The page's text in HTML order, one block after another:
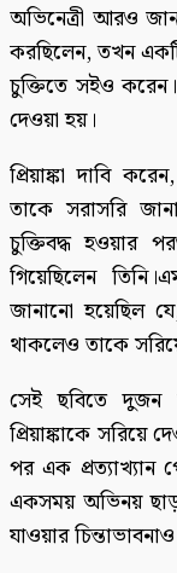
অভিনেত্রী আরও
করছিলেন, তখন
চুক্তিতে সইও
দেওয়া হয়।
প্রিয়াঙ্কা দাবি
তাকে সরাসরি
চুক্তিবদ্ধ হওয়ার
গিয়েছিলেন
জানানো হয়েছিল
থাকলেও তাকে
সেই ছবিতে দুজন
প্রিয়াঙ্কাকে
পর এক প্রত্যাখ্যান
একসময় অভিনয়
যাওয়ার